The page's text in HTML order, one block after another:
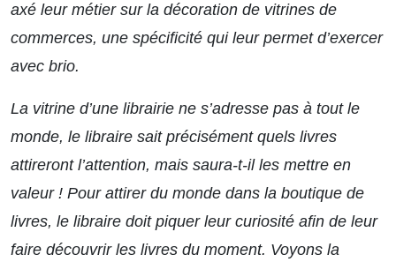
axé leur métier sur la décoration de vitrines de
commerces, une spécificité qui leur permet d’exercer
avec brio.
La vitrine d’une librairie ne s’adresse pas à tout le
monde, le libraire sait précisément quels livres
attireront l’attention, mais saura-t-il les mettre en
valeur ! Pour attirer du monde dans la boutique de
livres, le libraire doit piquer leur curiosité afin de leur
faire découvrir les livres du moment. Voyons la